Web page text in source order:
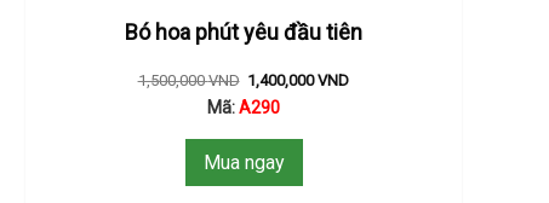
Bó hoa phút yêu đầu tiên
1,500,000VND 1,400,000VND
Mã:A290
Mua ngay